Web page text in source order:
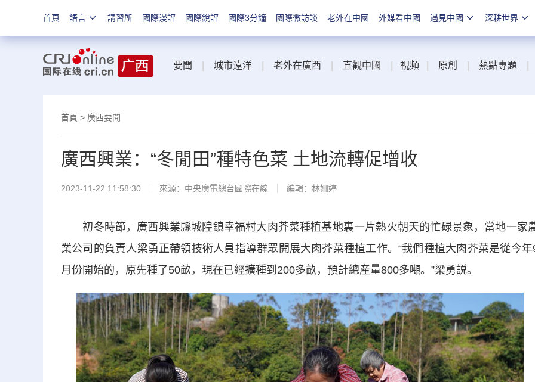
首頁 語言 講習所 國際漫評 國際銳評 國際3分鐘 國際微訪談 老外在中國 外媒看中國 遇見中國 深耕世界
要聞 城市遠洋 老外在廣西 直觀中國 視頻 原創 熱點專題
首頁 > 廣西要聞
廣西興業：“冬閒田”種特色菜 土地流轉促增收
2023-11-22 11:58:30 來源：中央廣電總台國際在線 編輯：林姍婷
初冬時節，廣西興業縣城隍鎮幸福村大肉芥菜種植基地裏一片熱火朝天的忙碌景象，當地一家
業公司的負責人梁勇正帶領技術人員指導群眾開展大肉芥菜種植工作。“我們種植大肉芥菜是從今年
月份開始的，原先種了50畝，現在已經擴種到200多畝，預計總産量800多噸。”梁勇説。